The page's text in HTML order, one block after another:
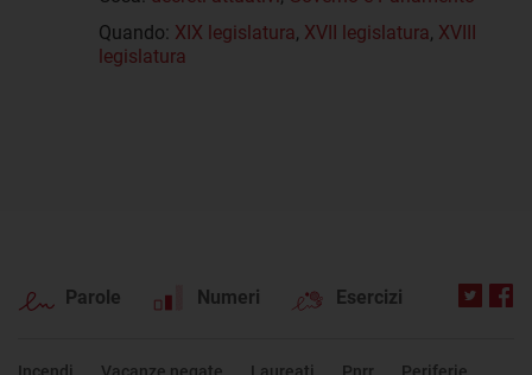
Quando: XIX legislatura, XVII legislatura, XVIII
legislatura
Parole Numeri Esercizi